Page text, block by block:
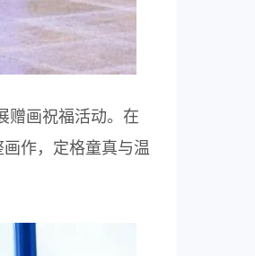
画祝福活动。在
作，定格童真与温